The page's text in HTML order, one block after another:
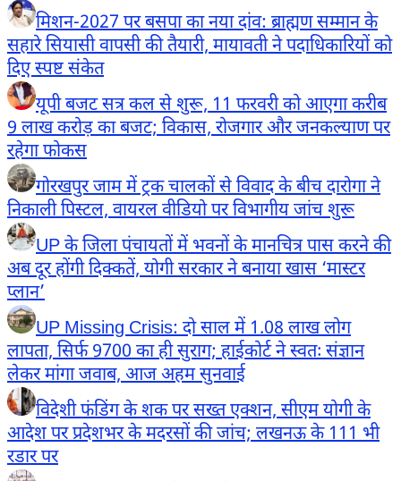
मिशन-2027 पर बसपा का नया दांव: ब्राह्मण सम्मान के
सहारे सियासी वापसी की तैयारी, मायावती ने पदाधिकारियों को
दिए स्पष्ट संकेत
यूपी बजट सत्र कल से शुरू, 11 फरवरी को आएगा करीब
9 लाख करोड़ का बजट; विकास, रोजगार और जनकल्याण पर
रहेगा फोकस
गोरखपुर जाम में ट्रक चालकों से विवाद के बीच दारोगा ने
निकाली पिस्टल, वायरल वीडियो पर विभागीय जांच शुरू
UP के जिला पंचायतों में भवनों के मानचित्र पास करने की
अब दूर होंगी दिक्कतें, योगी सरकार ने बनाया खास ‘मास्टर
प्लान’
UP Missing Crisis: दो साल में 1.08 लाख लोग
लापता, सिर्फ 9700 का ही सुराग; हाईकोर्ट ने स्वतः संज्ञान
लेकर मांगा जवाब, आज अहम सुनवाई
विदेशी फंडिंग के शक पर सख्त एक्शन, सीएम योगी के
आदेश पर प्रदेशभर के मदरसों की जांच; लखनऊ के 111 भी
रडार पर